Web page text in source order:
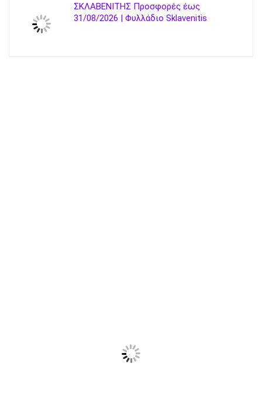
ΣΚΛΑΒΕΝΙΤΗΣ Προσφορές έως
31/08/2026 | Φυλλάδιο Sklavenitis